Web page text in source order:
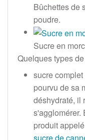
Bûchettes de
poudre.
Sucre en
Quelques types
sucre complet
pourvu de sa
déshydraté, il
s'agglomérer.
produit